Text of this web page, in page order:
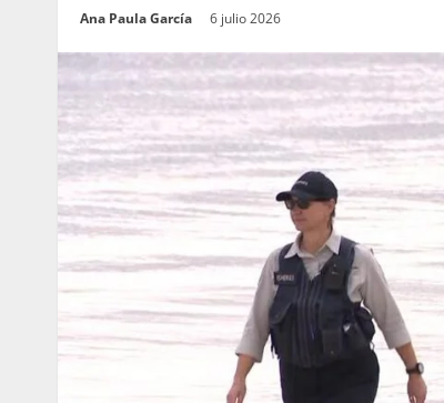
Ana Paula García 6 julio 2026